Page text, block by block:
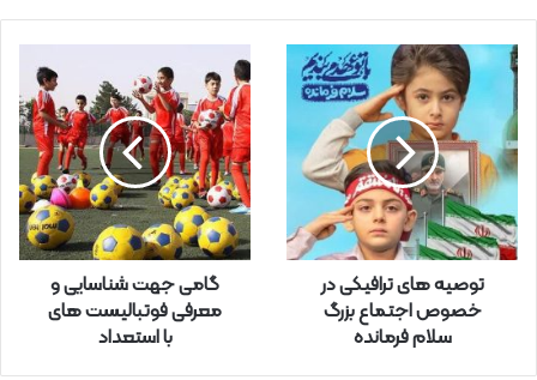
ل
خ
و
د
ر
ا
و
ا
ر
توصیه های ترافیکی در
خصوص اجتماع بزرگ
سلام فرمانده
گامی جهت شناسایی و
معرفی فوتبالیست های
با استعداد